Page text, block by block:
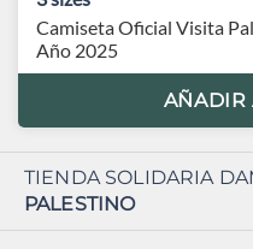
Camiseta Oficial Visita
Año 2025
AÑADIR
TIENDA SOLIDARIA
PALESTINO